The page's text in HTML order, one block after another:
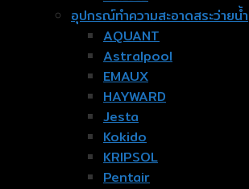
อุปกรณ์ทำความสะอาดสระว่ายน้ำ
AQUANT
Astralpool
EMAUX
HAYWARD
Jesta
Kokido
KRIPSOL
Pentair